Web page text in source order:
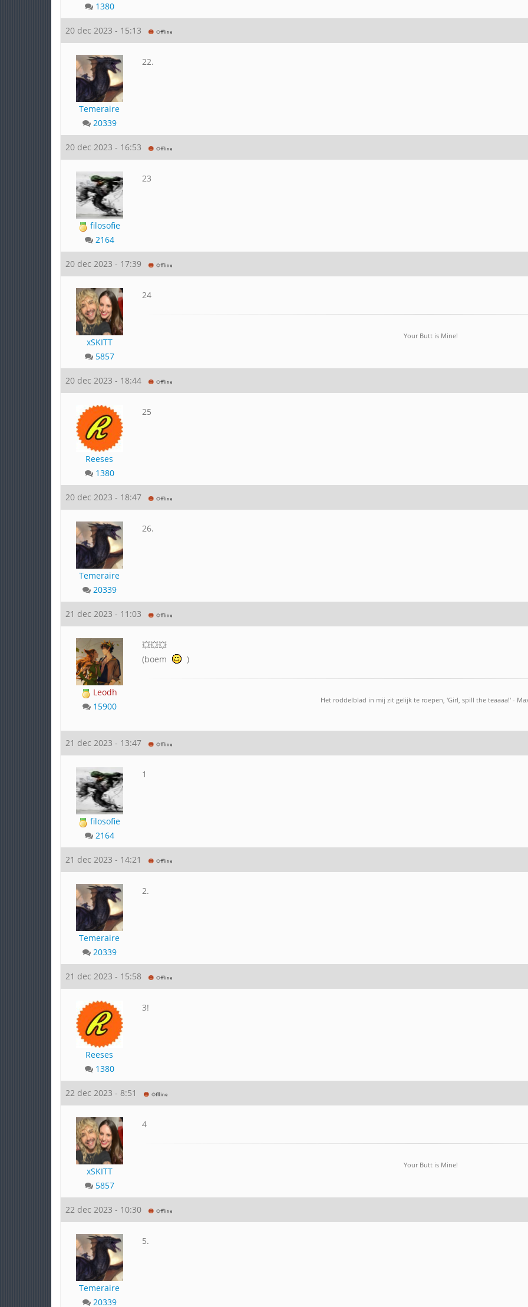
1380
20 dec 2023 - 15:13
Temeraire
20339
22.
20 dec 2023 - 16:53
filosofie
2164
23
20 dec 2023 - 17:39
xSKITT
5857
24
Your Butt is Mine!
20 dec 2023 - 18:44
Reeses
1380
25
20 dec 2023 - 18:47
Temeraire
20339
26.
21 dec 2023 - 11:03
Leodh
15900
💥💥💥
(boem
)
Het roddelblad in mij zit gelijk te roepen, 'Girl, spill the teaaaa!' -
21 dec 2023 - 13:47
filosofie
2164
1
21 dec 2023 - 14:21
Temeraire
20339
2.
21 dec 2023 - 15:58
Reeses
1380
3!
22 dec 2023 - 8:51
xSKITT
5857
4
Your Butt is Mine!
22 dec 2023 - 10:30
Temeraire
20339
5.